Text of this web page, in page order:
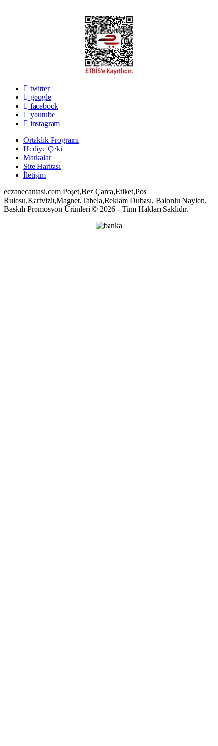
twitter
google
facebook
youtube
instagram
Ortaklık Programı
Hediye Çeki
Markalar
Site Haritası
İletişim
eczanecantasi.com Poşet,Bez Çanta,Etiket,Pos
Rulosu,Kartvizit,Magnet,Tabela,Reklam Dubası, Balonlu Naylon,
Baskılı Promosyon Ürünleri © 2026 - Tüm Hakları Saklıdır.